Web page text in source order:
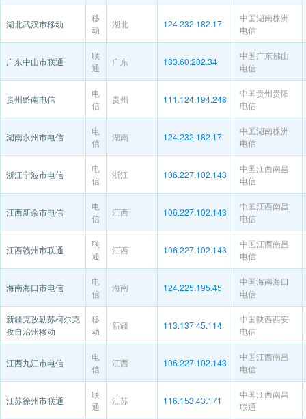
湖北武汉市移动
移
动
湖北 124.232.182.17
中国湖南株洲
电信
广东中山市联通
联
通
广东 183.60.202.34
中国广东佛山
电信
贵州黔南电信
电
信
贵州 111.124.194.248
中国贵州贵阳
电信
湖南永州市电信
电
信
湖南 124.232.182.17
中国湖南株洲
电信
浙江宁波市电信
电
信
浙江 106.227.102.143
中国江西南昌
电信
江西新余市电信
电
信
江西 106.227.102.143
中国江西南昌
电信
江西赣州市联通
联
通
江西 106.227.102.143
中国江西南昌
电信
海南海口市电信
电
信
海南 124.225.195.45
中国海南海口
电信
新疆克孜勒苏柯尔克
孜自治州移动
移
动
新疆 113.137.45.114
中国陕西西安
电信
江西九江市电信
电
信
江西 106.227.102.143
中国江西南昌
电信
江苏徐州市联通
联
通
江苏 116.153.43.171
中国江西南昌
联通